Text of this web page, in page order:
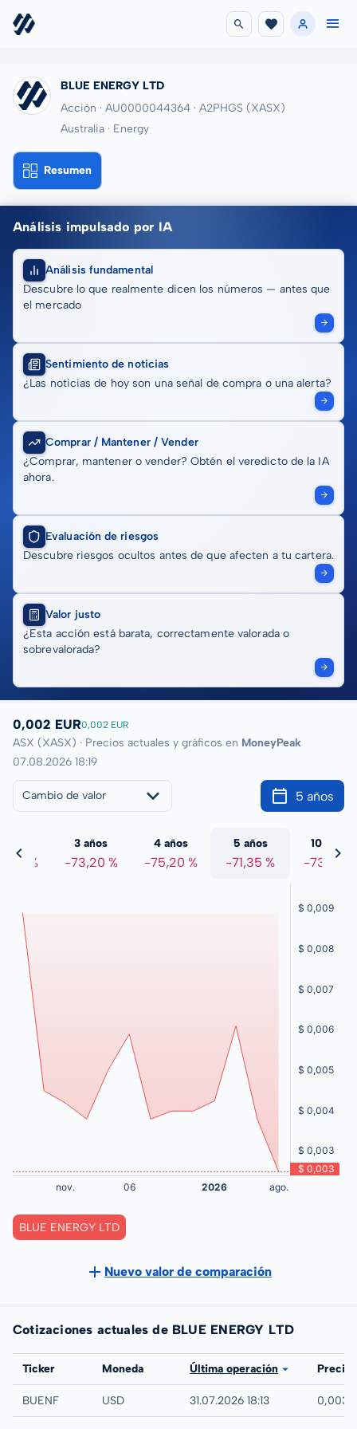
BLUE ENERGY LTD
Acción · AU0000044364 · A2PHGS (XASX)
Australia · Energy
Resumen
Análisis impulsado por IA
Análisis fundamental
Descubre lo que realmente dicen los números — antes que
el mercado
Sentimiento de noticias
¿Las noticias de hoy son una señal de compra o una alerta?
Comprar / Mantener / Vender
¿Comprar, mantener o vender? Obtén el veredicto de la IA
ahora.
Evaluación de riesgos
Descubre riesgos ocultos antes de que afecten a tu cartera.
Valor justo
¿Esta acción está barata, correctamente valorada o
sobrevalorada?
0,002 EUR0,002 EUR
ASX (XASX) · Precios actuales y gráficos en MoneyPeak
07.08.2026 18:19
Cambio de valor 5 años
%
3 años
-73,20 %
4 años
-75,20 %
5 años
-71,35 %
10 años
-73,00 %
BLUE ENERGY LTD
Nuevo valor de comparación
Cotizaciones actuales de BLUE ENERGY LTD
Bolsa
Ticker Moneda Última operación Precio
UTC
BUENF USD 31.07.2026 18:13 0,003